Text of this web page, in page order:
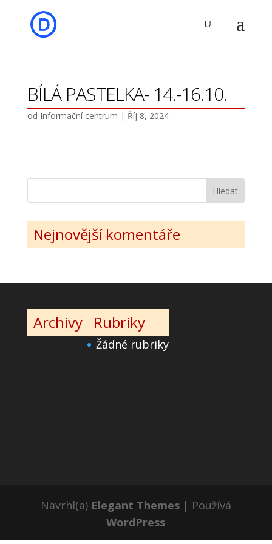
BÍLÁ PASTELKA- 14.-16.10.
od Informační centrum | Říj 8, 2024
Nejnovější komentáře
Archivy Rubriky
Žádné rubriky
Navrhl(a) Elegant Themes| Používá
WordPress